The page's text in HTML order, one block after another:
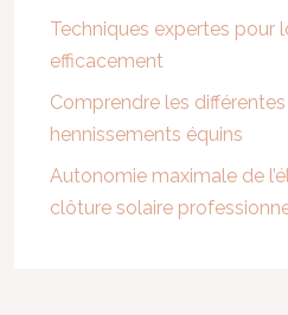
Techniques expertes pour
efficacement
Comprendre les
hennissements équins
Autonomie maximale de
clôture solaire